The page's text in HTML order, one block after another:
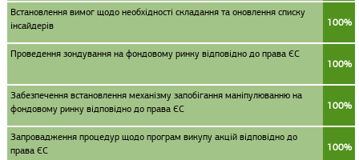
Встановлення вимог щодо необхідності складання та оновлення списку
інсайдерів
100%
Проведення зондування на фондовому ринку відповідно до права ЄС
100%
Забезпечення встановлення механізму запобігання маніпулюванню на
фондовому ринку відповідно до права ЄС
100%
Запровадження процедур щодо програм викупу акцій відповідно до
права ЄС
100%